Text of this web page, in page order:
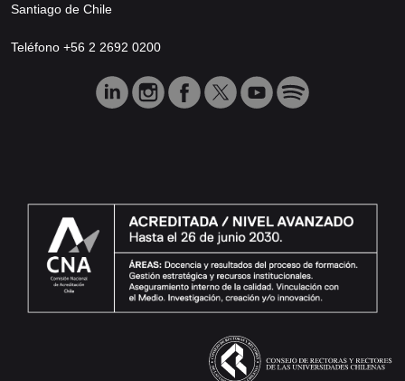
Santiago de Chile
Teléfono +56 2 2692 0200